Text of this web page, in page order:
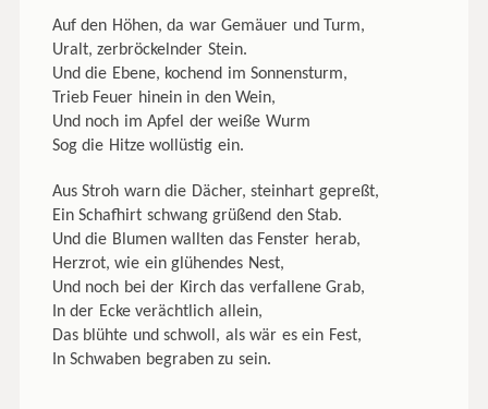
Auf den Höhen, da war Gemäuer und Turm,
Uralt, zerbröckelnder Stein.
Und die Ebene, kochend im Sonnensturm,
Trieb Feuer hinein in den Wein,
Und noch im Apfel der weiße Wurm
Sog die Hitze wollüstig ein.
Aus Stroh warn die Dächer, steinhart gepreßt,
Ein Schafhirt schwang grüßend den Stab.
Und die Blumen wallten das Fenster herab,
Herzrot, wie ein glühendes Nest,
Und noch bei der Kirch das verfallene Grab,
In der Ecke verächtlich allein,
Das blühte und schwoll, als wär es ein Fest,
In Schwaben begraben zu sein.